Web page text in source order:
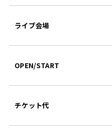
ライブ会場
OPEN/START
チケット代